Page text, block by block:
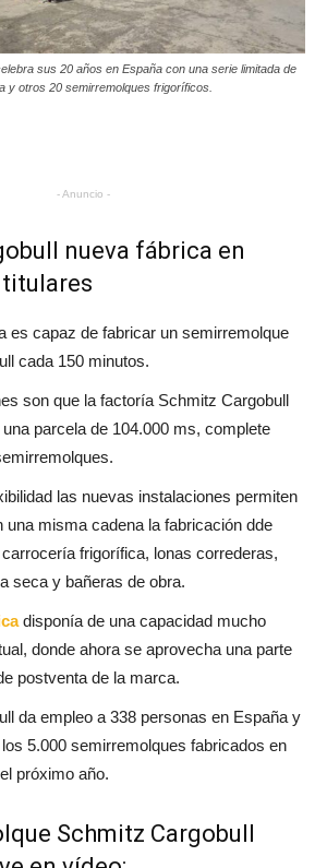
sus 20 años en España con una serie limitada de
y otros 20 semirremolques frigoríficos.
- Anuncio -
nueva fábrica en
es capaz de fabricar un semirremolque
cada 150 minutos.
son que la factoría Schmitz Cargobull
parcela de 104.000 ms, complete
las nuevas instalaciones permiten
una misma cadena la fabricación dde
frigorífica, lonas correderas,
seca y bañeras de obra.
disponía de una capacidad mucho
donde ahora se aprovecha una parte
postventa de la marca.
da empleo a 338 personas en España y
5.000 semirremolques fabricados en
próximo año.
Schmitz Cargobull